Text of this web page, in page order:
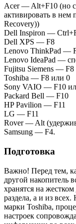
Acer — Alt+F10 (но
активировать в нем
Recovery))
Dell Inspiron —
Dell XPS — F8
Lenovo ThinkPad —
Lenovo IdeaPad —
Fujitsu Siemens — F8
Toshiba — F8 или 0
Sony VAIO — F10
Packard Bell — F10
HP Pavilion — F11
LG — F11
Rover — Alt
Samsung — F4.
Подготовка
Важно! Перед тем,
другой накопитель
хранятся на
раздела, а и из
марки Toshiba,
настроек